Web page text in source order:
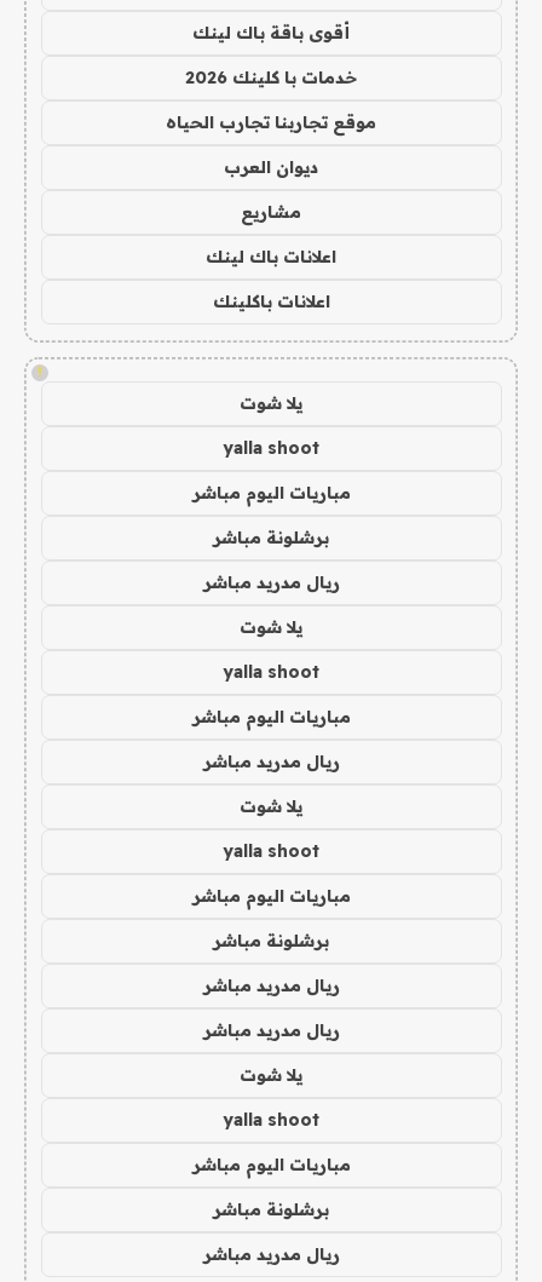
أقوى باقة باك لينك
خدمات با كلينك 2026
موقع تجاربنا تجارب الحياه
ديوان العرب
مشاريع
اعلانات باك لينك
اعلانات باكلينك
!
يلا شوت
yalla shoot
مباريات اليوم مباشر
برشلونة مباشر
ريال مدريد مباشر
يلا شوت
yalla shoot
مباريات اليوم مباشر
ريال مدريد مباشر
يلا شوت
yalla shoot
مباريات اليوم مباشر
برشلونة مباشر
ريال مدريد مباشر
ريال مدريد مباشر
يلا شوت
yalla shoot
مباريات اليوم مباشر
برشلونة مباشر
ريال مدريد مباشر